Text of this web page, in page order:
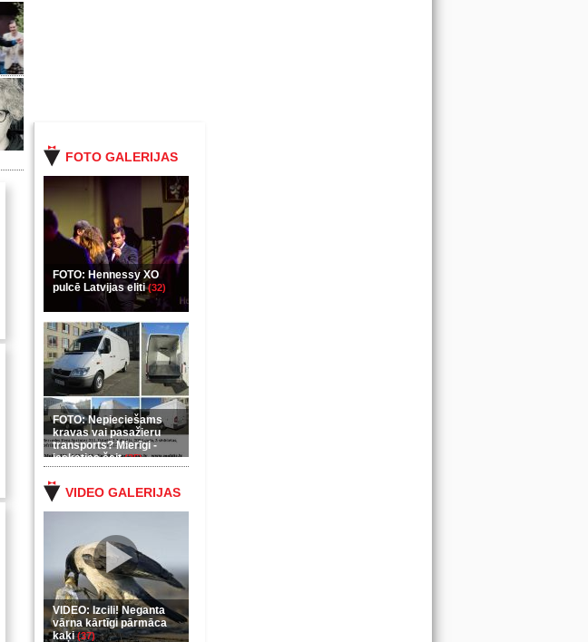
FOTO GALERIJAS
FOTO: Hennessy XO
pulcē Latvijas eliti(32)
FOTO: Nepieciešams
kravas vai pasažieru
transports? Mierīgi -
ieskaties šeit(35)
VIDEO GALERIJAS
VIDEO: Izcili! Neganta
vārna kārtīgi pārmāca
kaķi(37)